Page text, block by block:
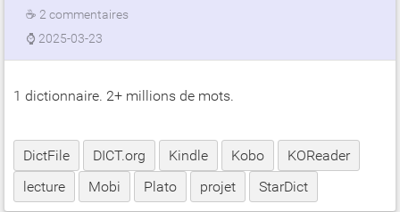
☕ 2 commentaires
⌚ 2025-03-23
1 dictionnaire. 2+ millions de mots.
DictFile DICT.org Kindle Kobo
KOReader
lecture
Mobi Plato projet StarDict